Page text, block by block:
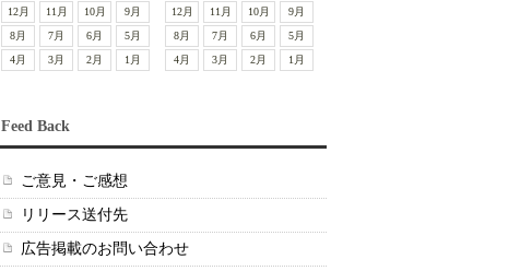
12月 11月 10月
9月
8月
7月 6月
5月
4月
3月 2月 1月
12月 11月 10月
9月
8月
7月 6月
5月
4月
3月 2月 1月
Feed Back
ご意見・ご感想
リリース送付先
広告掲載のお問い合わせ